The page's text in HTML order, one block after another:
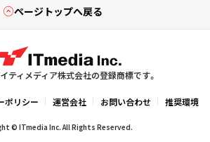
ページトップへ戻る
ティメディア株式会社の登録商標です。
ポリシー 運営会社 お問い合わせ 推奨環境
© ITmedia Inc. All Rights Reserved.